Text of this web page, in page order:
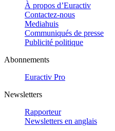
À propos d’Euractiv
Contactez-nous
Mediahuis
Communiqués de presse
Publicité politique
Abonnements
Euractiv Pro
Newsletters
Rapporteur
Newsletters en anglais